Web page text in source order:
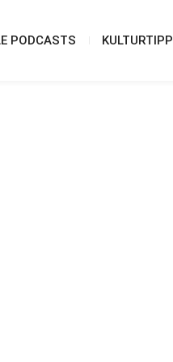
PODCASTS KULTURTIPP